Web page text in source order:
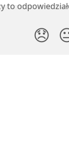
to
😞